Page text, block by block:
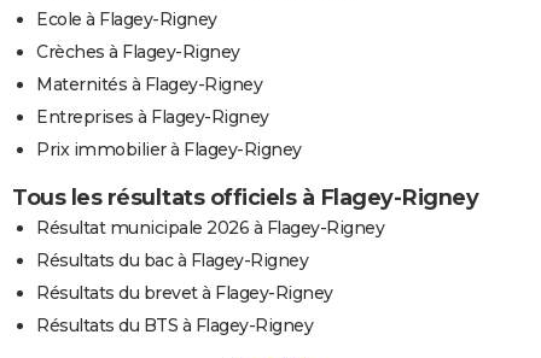
Ecole à Flagey-Rigney
Crèches à Flagey-Rigney
Maternités à Flagey-Rigney
Entreprises à Flagey-Rigney
Prix immobilier à Flagey-Rigney
Tous les résultats officiels à Flagey-Rigney
Résultat municipale 2026 à Flagey-Rigney
Résultats du bac à Flagey-Rigney
Résultats du brevet à Flagey-Rigney
Résultats du BTS à Flagey-Rigney